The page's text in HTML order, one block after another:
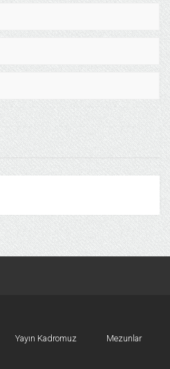
Yayın Kadromuz Mezunlar